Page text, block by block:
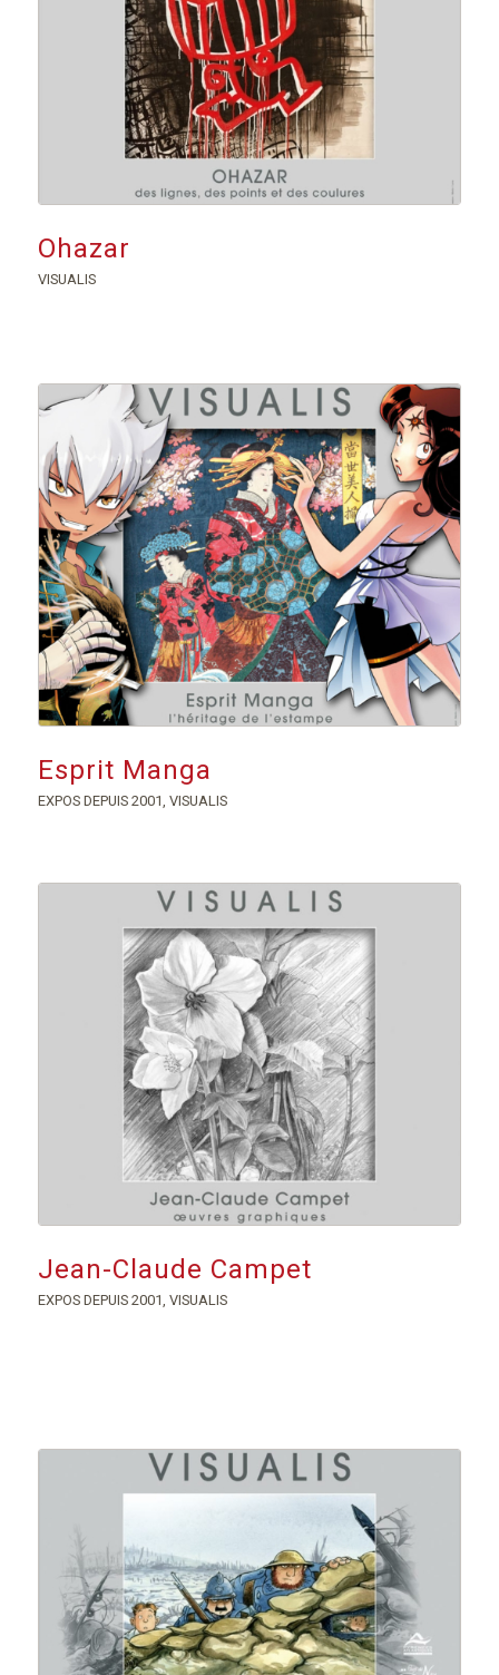
Ohazar
VISUALIS
Esprit Manga
EXPOS DEPUIS 2001 VISUALIS
Jean-Claude Campet
EXPOS DEPUIS 2001 VISUALIS